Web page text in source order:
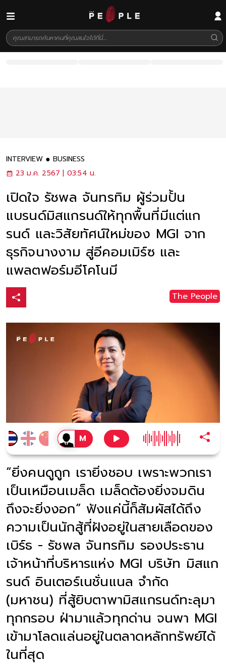
INTERVIEW
BUSINESS
23 ม.ค. 2567 | 03:54 น.
เปิดใจ รัชพล จันทรทิม ผู้ร่วมปั้น
แบรนด์มิสแกรนด์ให้ทุกพื้นที่มีแต่แก
รนด์ และวิสัยทัศน์ใหม่ของ MGI จาก
ธุรกิจนางงาม สู่อีคอมเมิร์ซ และ
แพลตฟอร์มอีโคโนมี
The People
“ยิ่งคนดูถูก เรายิ่งชอบ เพราะพวกเรา
เป็นเหมือนเมล็ด เมล็ดต้องยิ่งจมดิน
ถึงจะยิ่งงอก” ฟังแค่นี้ก็สัมผัสได้ถึง
ความเป็นนักสู้ที่ฝังอยู่ในสายเลือดของ
เบิร์ธ - รัชพล จันทรทิม รองประธาน
เจ้าหน้าที่บริหารแห่ง MGI บริษัท มิสแก
รนด์ อินเตอร์เนชั่นแนล จำกัด
(มหาชน) ที่สู้ยิบตาพามิสแกรนด์ทะลุมา
ทุกกรอบ ฝ่ามาแล้วทุกด่าน จนพา MGI
เข้ามาโลดแล่นอยู่ในตลาดหลักทรัพย์ได้
ในที่สุด